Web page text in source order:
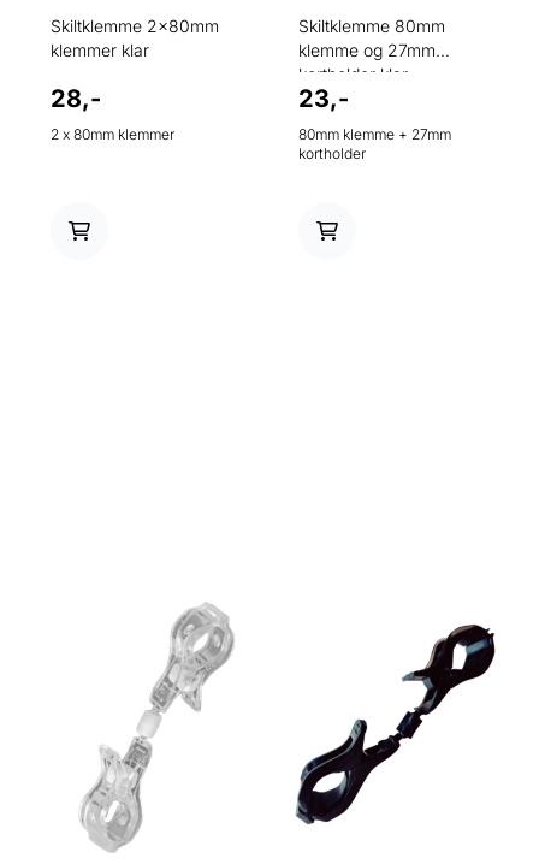
Skiltklemme 2x80mm
klemmer klar
28,-
2 x 80mm klemmer
Skiltklemme 80mm
klemme og 27mm
kortholder klar
23,-
80mm klemme + 27mm
kortholder